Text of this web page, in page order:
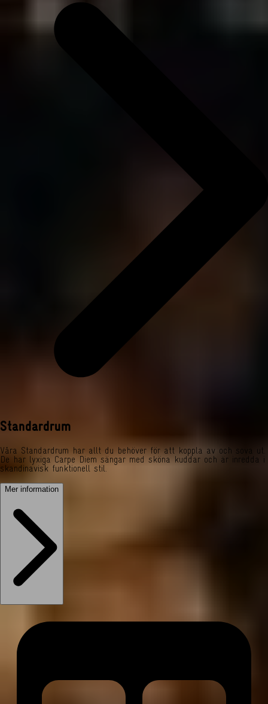
Standardrum
Våra Standardrum har allt du behöver för att koppla av och sova ut.
De har lyxiga Carpe Diem sängar med sköna kuddar och är inredda i
skandinavisk funktionell stil.
Mer information